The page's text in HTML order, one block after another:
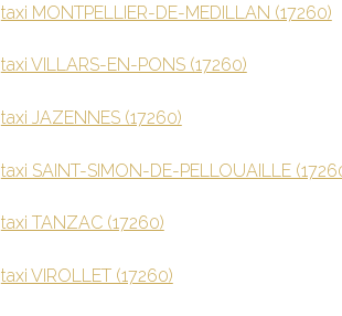
taxi MONTPELLIER-DE-MEDILLAN (17260)
taxi VILLARS-EN-PONS (17260)
taxi JAZENNES (17260)
taxi SAINT-SIMON-DE-PELLOUAILLE
taxi TANZAC (17260)
taxi VIROLLET (17260)